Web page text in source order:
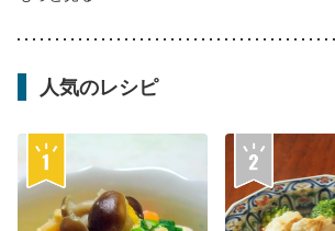
人気のレシピ